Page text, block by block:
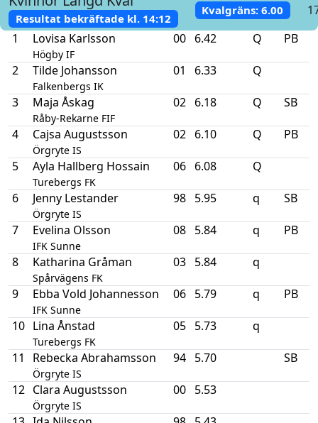
Resultat bekräftade kl.14:12
Kvalgräns: 6.00
1
Lovisa Karlsson
Högby IF
00 6.42 Q PB
2 Tilde Johansson
Falkenbergs IK
01 6.33 Q
3 Maja Åskag
Råby-Rekarne FIF
02 6.18 Q SB
4 Cajsa Augustsson
Örgryte IS
02 6.10 Q PB
5 Ayla Hallberg Hossain
Turebergs FK
06 6.08 Q
6 Jenny Lestander
Örgryte IS
98 5.95 q SB
7 Evelina Olsson
IFK Sunne
08 5.84 q PB
8 Katharina Gråman
Spårvägens FK
03 5.84 q
9 Ebba Vold Johannesson
IFK Sunne
06 5.79 q PB
10 Lina Ånstad
Turebergs FK
05 5.73 q
11 Rebecka Abrahamsson
Örgryte IS
94 5.70 SB
12 Clara Augustsson
Örgryte IS
00 5.53